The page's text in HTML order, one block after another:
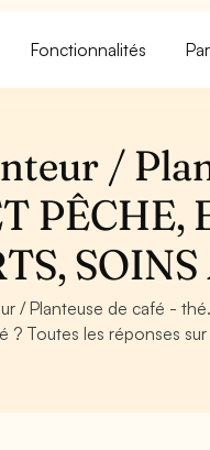
Fonctionnalités
/
PÊCHE,
/ Planteuse de café -
? Toutes les réponses